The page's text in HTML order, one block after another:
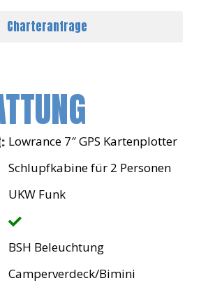
Charteranfrage
Lowrance 7″ GPS Kartenplotter
Schlupfkabine für 2 Personen
UKW Funk
BSH Beleuchtung
Camperverdeck/Bimini